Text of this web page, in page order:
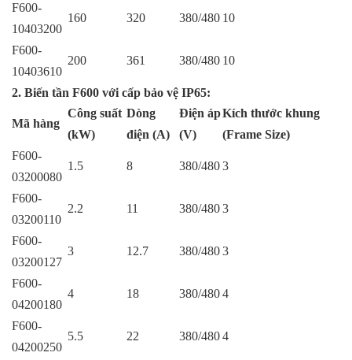
F600-
10403200
160 320 380/480 10
F600-
10403610
200 361 380/480 10
2. Biến tần F600 với cấp bảo vệ IP65:
Mã hàng
Công suất
(kW)
Dòng
điện (A)
Điện áp
(V)
Kích thước khung
(Frame Size)
F600-
03200080
1.5 8 380/4803
F600-
03200110
2.2 11 380/4803
F600-
03200127
3 12.7 380/4803
F600-
04200180
4 18 380/4804
F600-
04200250
5.5 22 380/4804